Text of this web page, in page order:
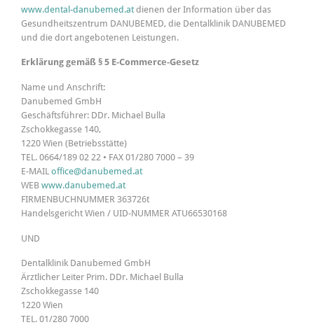
www.dental-danubemed.at dienen der Information über das
Gesundheitszentrum DANUBEMED, die Dentalklinik DANUBEMED
und die dort angebotenen Leistungen.
Erklärung gemäß § 5 E-Commerce-Gesetz
Name und Anschrift:
Danubemed GmbH
Geschäftsführer: DDr. Michael Bulla
Zschokkegasse 140,
1220 Wien (Betriebsstätte)
TEL. 0664/189 02 22 • FAX 01/280 7000 – 39
E-MAIL office@danubemed.at
WEB www.danubemed.at
FIRMENBUCHNUMMER 363726t
Handelsgericht Wien / UID-NUMMER ATU66530168
UND
Dentalklinik Danubemed GmbH
Ärztlicher Leiter Prim. DDr. Michael Bulla
Zschokkegasse 140
1220 Wien
TEL. 01/280 7000